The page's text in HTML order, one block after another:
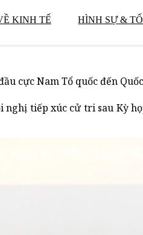
KINH TẾ HÌNH SỰ &
cực Nam Tổ quốc đến
tiếp xúc cử tri sau Kỳ